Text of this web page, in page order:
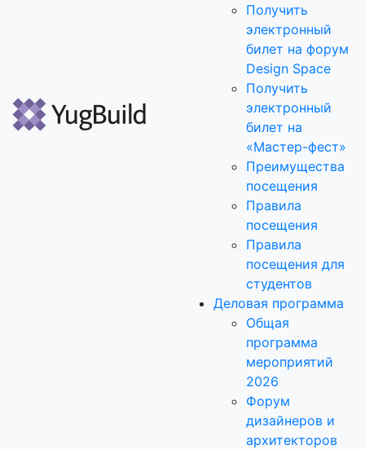
Получить
электронный
билет на форум
Design Space
Получить
электронный
билет на
«Мастер-фест»
Преимущества
посещения
Правила
посещения
Правила
посещения для
студентов
Деловая программа
Общая
программа
мероприятий
2026
Форум
дизайнеров и
архитекторов